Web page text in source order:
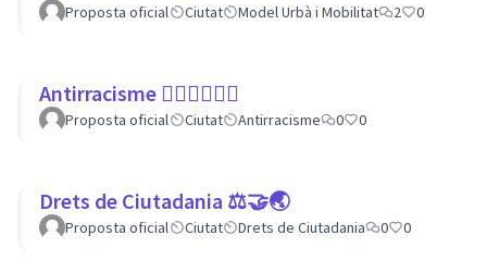
Proposta oficial Ciutat Model Urbà i Mobilitat 2 0
Antirracisme ✊🏾✊🏼✊🏿
Proposta oficial Ciutat Antirracisme 0 0
Drets de Ciutadania ⚖️🤝🌏
Proposta oficial Ciutat Drets de Ciutadania 0 0